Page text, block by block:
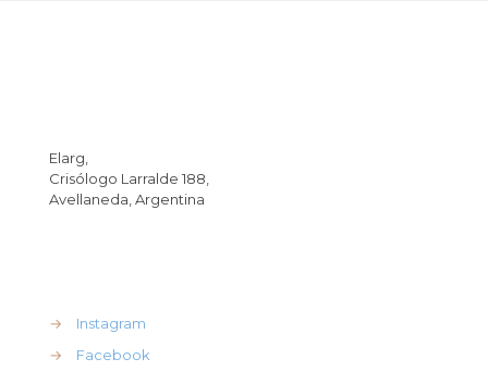
Elarg,
Crisólogo Larralde 188,
Avellaneda, Argentina
→
Instagram
→
Facebook